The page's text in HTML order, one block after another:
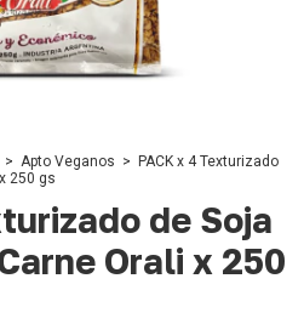
> Apto Veganos >
PACK x 4 Texturizado
250 gs
de Soja
Orali x 250